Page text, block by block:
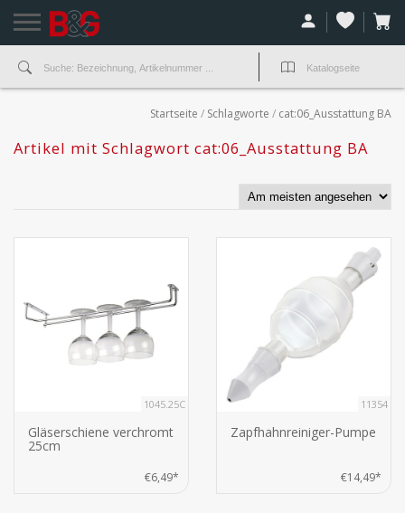
Startseite / Schlagworte / cat:06_Ausstattung BA
Artikel mit Schlagwort cat:06_Ausstattung BA
1045.25C
Gläserschiene verchromt
25cm
€6,49*
11354
Zapfhahnreiniger-Pumpe
€14,49*